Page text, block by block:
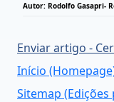
Autor: Rodolfo Gasapri-
Enviar artigo -
Início
Sitemap